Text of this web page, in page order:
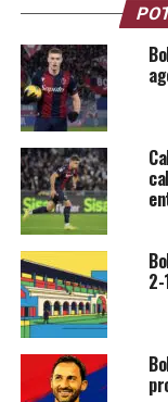
Biglietti
acquistarli
L’Atalanta BC ha
disponibili i
accogliere fino a
tagliando è di
25€
Online
Obblighi e
prima di
2-